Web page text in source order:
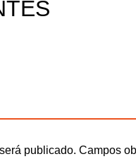
publicado. Campos